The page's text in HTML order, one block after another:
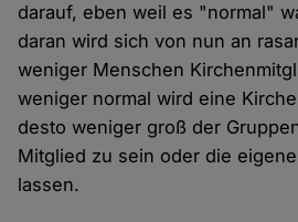
darauf, eben weil es "normal"
daran wird sich von nun an
weniger Menschen
weniger normal wird eine
desto weniger groß der
Mitglied zu sein oder die
lassen.